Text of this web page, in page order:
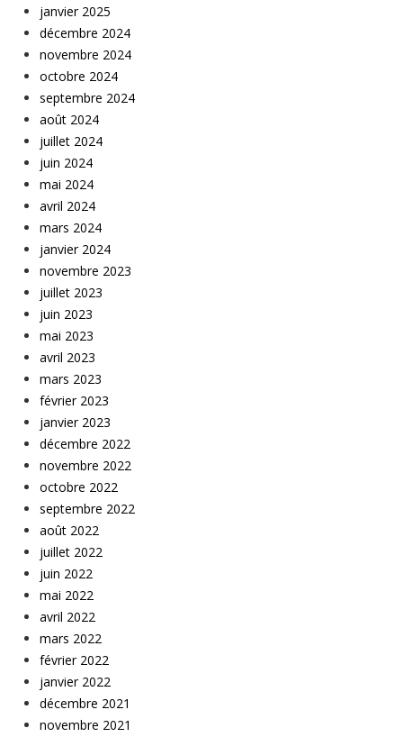
janvier 2025
décembre 2024
novembre 2024
octobre 2024
septembre 2024
août 2024
juillet 2024
juin 2024
mai 2024
avril 2024
mars 2024
janvier 2024
novembre 2023
juillet 2023
juin 2023
mai 2023
avril 2023
mars 2023
février 2023
janvier 2023
décembre 2022
novembre 2022
octobre 2022
septembre 2022
août 2022
juillet 2022
juin 2022
mai 2022
avril 2022
mars 2022
février 2022
janvier 2022
décembre 2021
novembre 2021